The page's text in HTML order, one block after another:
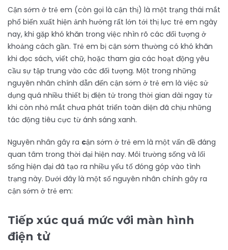
Cận sớm ở trẻ em (còn gọi là cận thị) là một trạng thái mắt
phổ biến xuất hiện ảnh hưởng rất lớn tới thị lực trẻ em ngày
nay, khi gặp khó khăn trong việc nhìn rõ các đối tượng ở
khoảng cách gần. Trẻ em bị cận sớm thường có khó khăn
khi đọc sách, viết chữ, hoặc tham gia các hoạt động yêu
cầu sự tập trung vào các đối tượng. Một trong những
nguyên nhân chính dẫn đến cận sớm ở trẻ em là việc sử
dụng quá nhiều thiết bị điện tử trong thời gian dài ngay từ
khi còn nhỏ mắt chưa phát triển toàn diện đã chịu những
tác động tiêu cực từ ánh sáng xanh.
Nguyên nhân gây ra cận sớm ở trẻ em là một vấn đề đáng
quan tâm trong thời đại hiện nay. Môi trường sống và lối
sống hiện đại đã tạo ra nhiều yếu tố đóng góp vào tình
trạng này. Dưới đây là một số nguyên nhân chính gây ra
cận sớm ở trẻ em:
Tiếp xúc quá mức với màn hình
điện tử